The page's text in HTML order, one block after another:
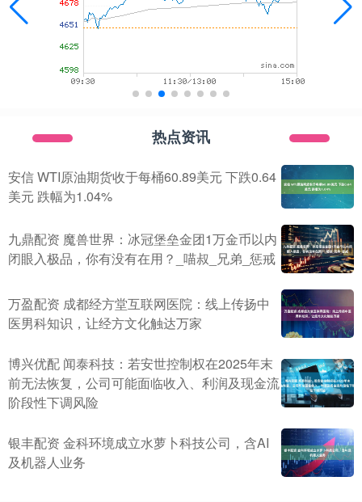
热点资讯
安信 WTI原油期货收于每桶60.89美元 下跌0.64
美元 跌幅为1.04%
九鼎配资 魔兽世界：冰冠堡垒金团1万金币以内
闭眼入极品，你有没有在用？_喵叔_兄弟_惩戒
万盈配资 成都经方堂互联网医院：线上传扬中
医男科知识，让经方文化触达万家
博兴优配 闻泰科技：若安世控制权在2025年末
前无法恢复，公司可能面临收入、利润及现金流
阶段性下调风险
银丰配资 金科环境成立水萝卜科技公司，含AI
及机器人业务